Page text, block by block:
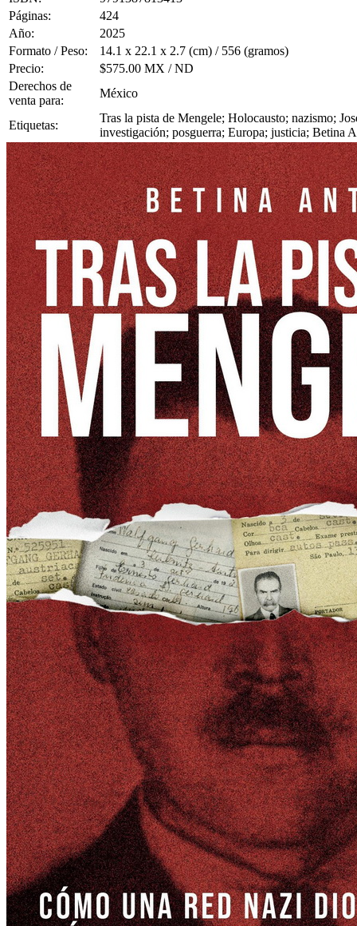
Páginas:
424
Año:
2025
Formato / Peso:
14.1 x 22.1 x 2.7 (cm) / 556 (gramos)
Precio:
$575.00 MX / ND
Derechos de
venta para:
México
Etiquetas:
Tras la pista de Mengele; Holocausto; nazismo;
investigación; posguerra; Europa; justicia; Betina